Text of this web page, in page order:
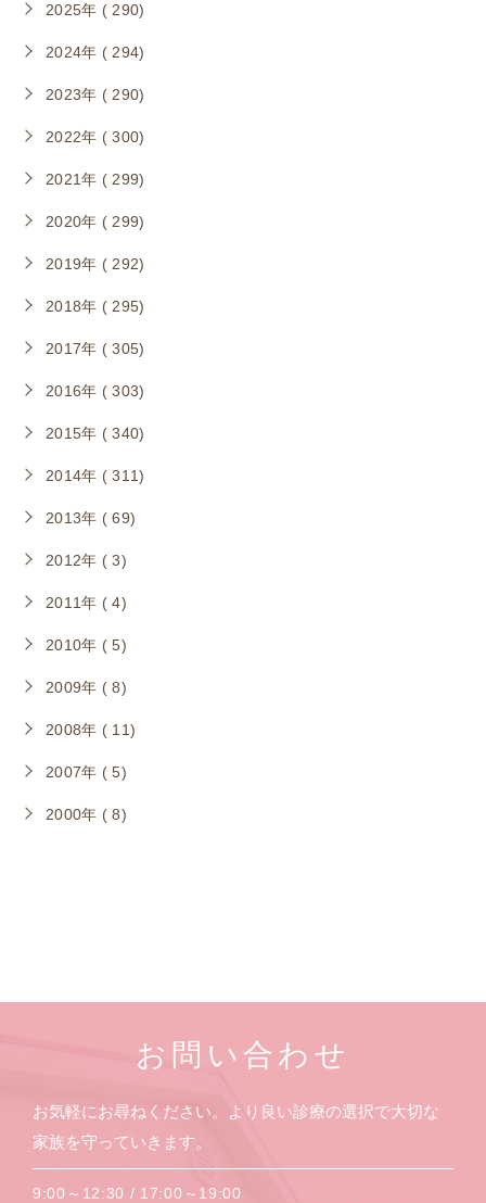
2025年 ( 290)
2024年 ( 294)
2023年 ( 290)
2022年 ( 300)
2021年 ( 299)
2020年 ( 299)
2019年 ( 292)
2018年 ( 295)
2017年 ( 305)
2016年 ( 303)
2015年 ( 340)
2014年 ( 311)
2013年 ( 69)
2012年 ( 3)
2011年 ( 4)
2010年 ( 5)
2009年 ( 8)
2008年 ( 11)
2007年 ( 5)
2000年 ( 8)
お問い合わせ
お気軽にお尋ねください。より良い診療の選択で大切な
家族を守っていきます。
9:00～12:30 / 17:00～19:00